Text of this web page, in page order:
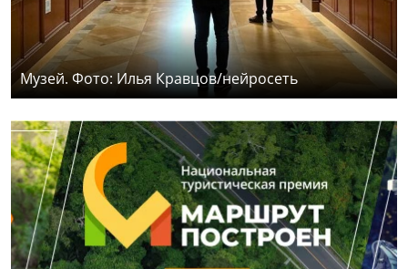
Музей. Фото: Илья Кравцов/нейросеть